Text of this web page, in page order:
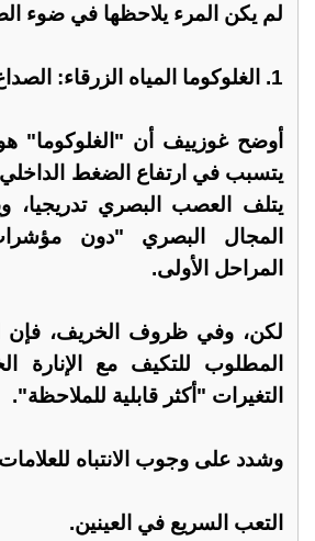
لم يكن المرء يلاحظها في ضوء
1. الغلوكوما المياه الزرقاء: الصداع علامة إنذار.
أوضح غوزييف أن
يتسبب في ارتفاع الضغط الداخلي
يتلف العصب البصري تدريجيا،
المجال البصري "دون
المراحل الأولى.
لكن، وفي ظروف الخريف، فإن
المطلوب للتكيف مع الإنارة
التغيرات "أكثر قابلية للملاحظة".
وشدد على وجوب الانتباه للعلامات
التعب السريع في العينين.